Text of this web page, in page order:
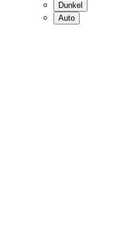
Dunkel
Auto